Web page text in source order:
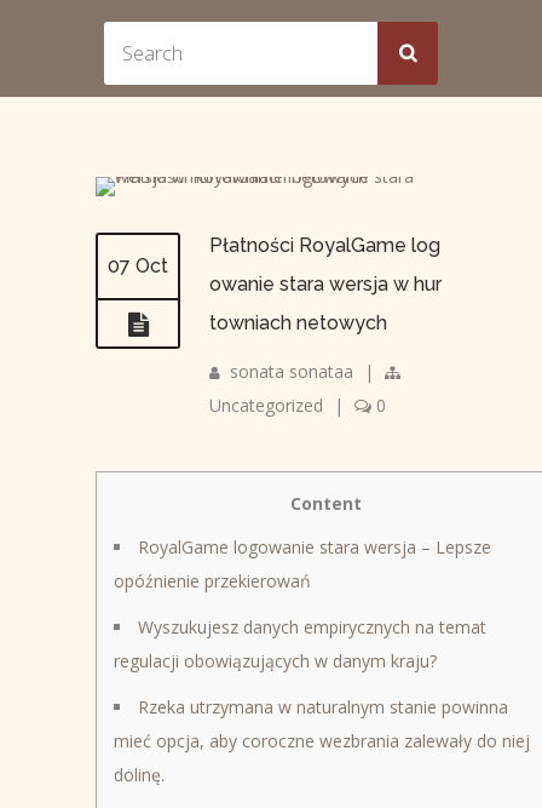
07 Oct
Płatności RoyalGame log
owanie stara wersja w hur
towniach netowych
sonata sonataa
|
Uncategorized
| 0
Content
RoyalGame logowanie stara wersja – Lepsze
opóźnienie przekierowań
Wyszukujesz danych empirycznych na temat
regulacji obowiązujących w danym kraju?
Rzeka utrzymana w naturalnym stanie powinna
mieć opcja, aby coroczne wezbrania zalewały do niej
dolinę.